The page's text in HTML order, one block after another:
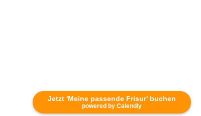
Jetzt 'Meine passende Frisur' buchen
powered by Calendly